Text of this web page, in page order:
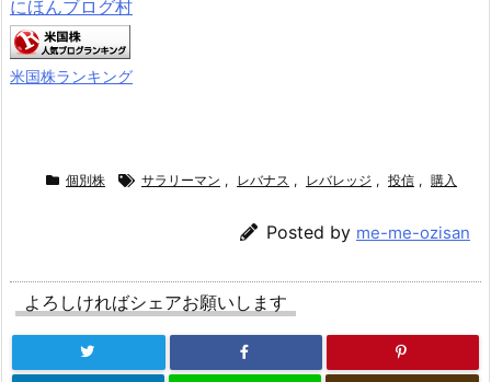
にほんブログ村
米国株ランキング
個別株 サラリーマン , レバナス , レバレッジ , 投信 , 購入
Posted by me-me-ozisan
よろしければシェアお願いします